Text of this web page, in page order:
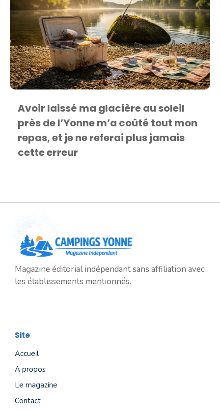
Avoir laissé ma glacière au soleil
près de l’Yonne m’a coûté tout mon
repas, et je ne referai plus jamais
cette erreur
Magazine éditorial indépendant sans affiliation avec
les établissements mentionnés.
Site
Accueil
A propos
Le magazine
Contact